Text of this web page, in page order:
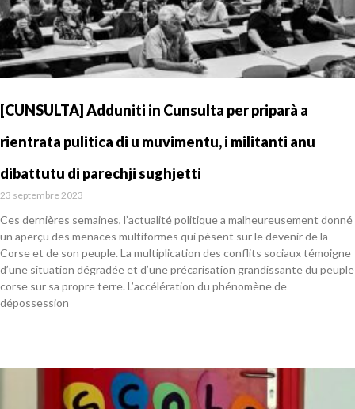
[CUNSULTA] Adduniti in Cunsulta per priparà a
rientrata pulitica di u muvimentu, i militanti anu
dibattutu di parechji sughjetti
23 septembre 2023
Ces dernières semaines, l’actualité politique a malheureusement donné
un aperçu des menaces multiformes qui pèsent sur le devenir de la
Corse et de son peuple. La multiplication des conflits sociaux témoigne
d’une situation dégradée et d’une précarisation grandissante du peuple
corse sur sa propre terre. L’accélération du phénomène de
dépossession